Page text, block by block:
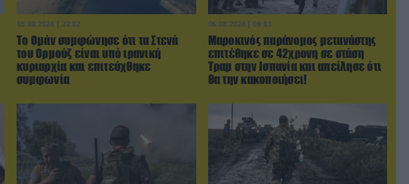
05.08.2026 | 22:02
Το Ομάν συμφώνησε ότι τα Στενά
του Ορμούζ είναι υπό ιρανική
κυριαρχία και επιτεύχθηκε
συμφωνία
06.08.2026 | 09:03
Μαροκινός παράνομος μετανάστης
επιτέθηκε σε 42χρονη σε στάση
Τραμ στην Ισπανία και απείλησε ότι
θα την κακοποιήσει!